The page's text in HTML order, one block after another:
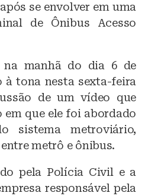
se envolver em uma
de Ônibus Acesso
na manhã do dia 6 de
à tona nesta sexta-feira
de um vídeo que
que ele foi abordado
sistema metroviário,
metrô e ônibus.
pela Polícia Civil e a
responsável pela